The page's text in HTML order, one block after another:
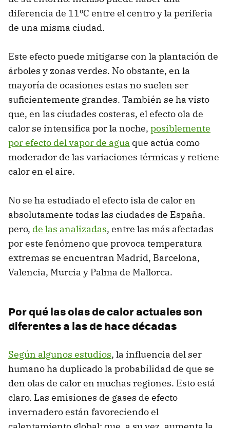
diferencia de 11ºC entre el centro y la periferia
de una misma ciudad.
Este efecto puede mitigarse con la plantación de
árboles y zonas verdes. No obstante, en la
mayoría de ocasiones estas no suelen ser
suficientemente grandes. También se ha visto
que, en las ciudades costeras, el efecto ola de
calor se intensifica por la noche, posiblemente
por efecto del vapor de agua que actúa como
moderador de las variaciones térmicas y retiene
calor en el aire.
No se ha estudiado el efecto isla de calor en
absolutamente todas las ciudades de España.
pero, de las analizadas, entre las más afectadas
por este fenómeno que provoca temperatura
extremas se encuentran Madrid, Barcelona,
Valencia, Murcia y Palma de Mallorca.
Por qué las olas de calor actuales son
diferentes a las de hace décadas
Según algunos estudios, la influencia del ser
humano ha duplicado la probabilidad de que se
den olas de calor en muchas regiones. Esto está
claro. Las emisiones de gases de efecto
invernadero están favoreciendo el